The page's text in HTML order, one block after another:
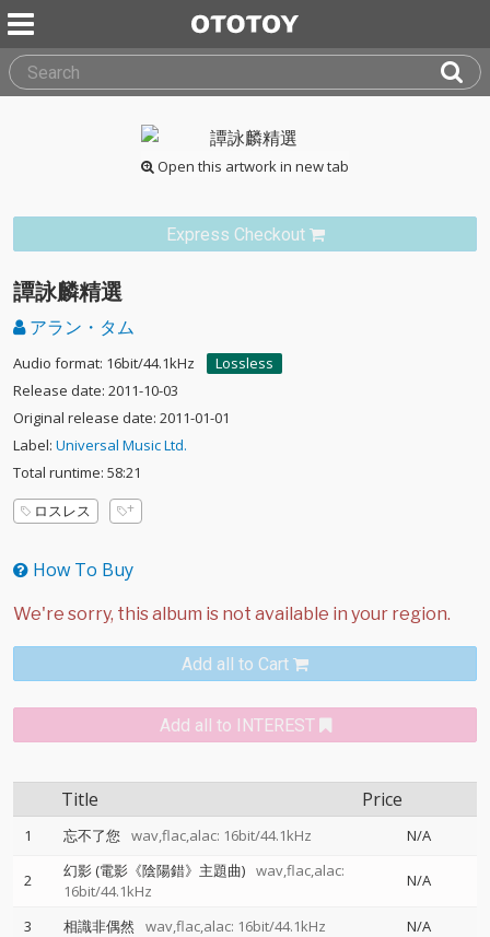
Open this artwork in new tab
Express Checkout
譚詠麟精選
アラン・タム
Audio format: 16bit/44.1kHz
Lossless
Release date: 2011-10-03
Original release date: 2011-01-01
Label: Universal Music Ltd.
Total runtime: 58:21
ロスレス
How To Buy
Add all to Cart
Add all to INTEREST
Title Price
1 忘不了您 wav,flac,alac: 16bit/44.1kHz N/A
2 幻影 (電影《陰陽錯》主題曲) wav,flac,alac:
16bit/44.1kHz
N/A
3 相識非偶然 wav,flac,alac: 16bit/44.1kHz
N/A